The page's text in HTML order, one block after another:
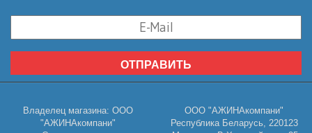
ОТПРАВИТЬ
Владелец магазина: ООО
"АЖИНАкомпани"
ООО "АЖИНАкомпани"
Республика Беларусь, 220123